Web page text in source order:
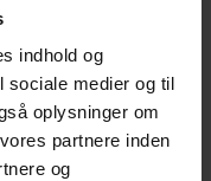
indhold og
sociale medier og til
oplysninger om
partnere inden
og
35 år, men de
mindre og vi
i Svendborg
og urwebshops i